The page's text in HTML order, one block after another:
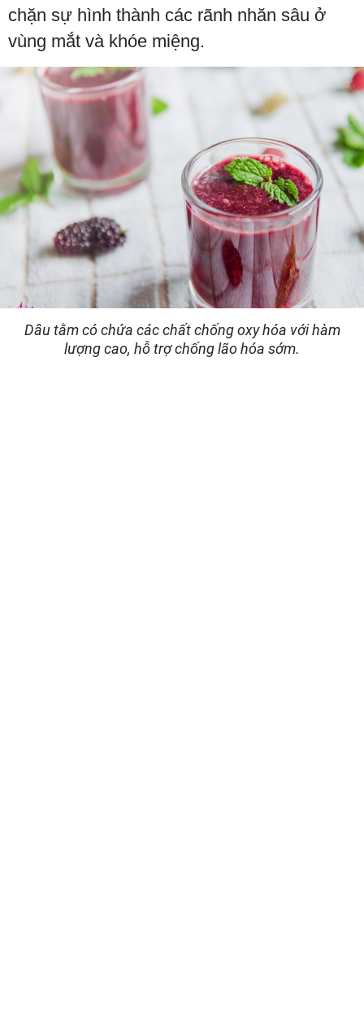
chặn sự hình thành các rãnh nhăn sâu ở
vùng mắt và khóe miệng.
Dâu tằm có chứa các chất chống oxy hóa với hàm
lượng cao, hỗ trợ chống lão hóa sớm.